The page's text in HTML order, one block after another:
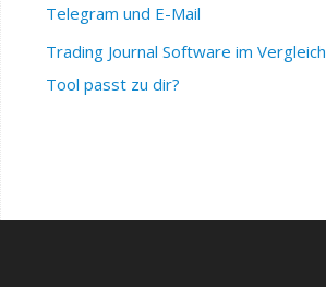
Telegram und E-Mail
Trading Journal Software im
Tool passt zu dir?